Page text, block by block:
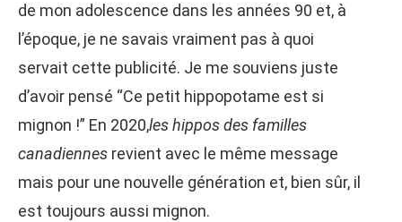
de mon adolescence dans les années 90 et, à
l’époque, je ne savais vraiment pas à quoi
servait cette publicité. Je me souviens juste
d’avoir pensé “Ce petit hippopotame est si
mignon !” En 2020,les hippos des familles
canadiennes revient avec le même message
mais pour une nouvelle génération et, bien sûr, il
est toujours aussi mignon.